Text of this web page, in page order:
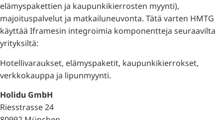
elämyspakettien ja kaupunkikierrosten myynti),
majoituspalvelut ja matkailuneuvonta. Tätä varten HMTG
käyttää Iframesin integroimia komponentteja seuraavilta
yrityksiltä:
Hotellivaraukset, elämyspaketit, kaupunkikierrokset,
verkkokauppa ja lipunmyynti.
Holidu GmbH
Riesstrasse 24